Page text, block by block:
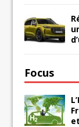
Focus